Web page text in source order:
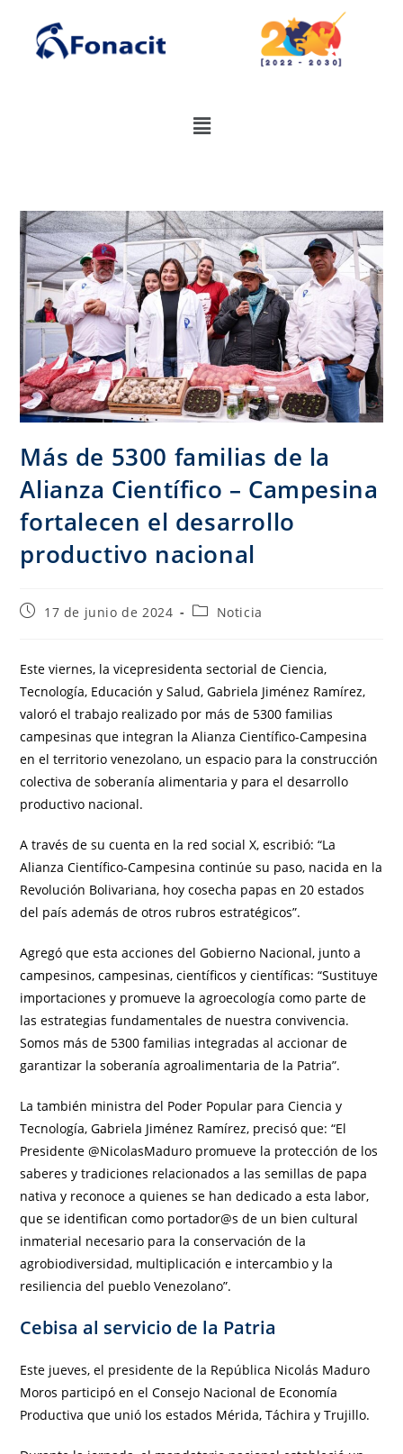
Más de 5300 familias de la
Alianza Científico – Campesina
fortalecen el desarrollo
productivo nacional
17 de junio de 2024 Noticia
Este viernes, la vicepresidenta sectorial de Ciencia,
Tecnología, Educación y Salud, Gabriela Jiménez Ramírez,
valoró el trabajo realizado por más de 5300 familias
campesinas que integran la Alianza Científico-Campesina
en el territorio venezolano, un espacio para la construcción
colectiva de soberanía alimentaria y para el desarrollo
productivo nacional.
A través de su cuenta en la red social X, escribió: “La
Alianza Científico-Campesina continúe su paso, nacida en la
Revolución Bolivariana, hoy cosecha papas en 20 estados
del país además de otros rubros estratégicos”.
Agregó que esta acciones del Gobierno Nacional, junto a
campesinos, campesinas, científicos y científicas: “Sustituye
importaciones y promueve la agroecología como parte de
las estrategias fundamentales de nuestra convivencia.
Somos más de 5300 familias integradas al accionar de
garantizar la soberanía agroalimentaria de la Patria”.
La también ministra del Poder Popular para Ciencia y
Tecnología, Gabriela Jiménez Ramírez, precisó que: “El
Presidente @NicolasMaduro promueve la protección de los
saberes y tradiciones relacionados a las semillas de papa
nativa y reconoce a quienes se han dedicado a esta labor,
que se identifican como portador@s de un bien cultural
inmaterial necesario para la conservación de la
agrobiodiversidad, multiplicación e intercambio y la
resiliencia del pueblo Venezolano”.
Cebisa al servicio de la Patria
Este jueves, el presidente de la República Nicolás Maduro
Moros participó en el Consejo Nacional de Economía
Productiva que unió los estados Mérida, Táchira y Trujillo.